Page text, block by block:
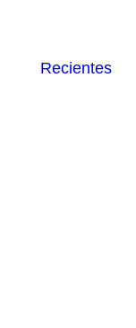
Recientes